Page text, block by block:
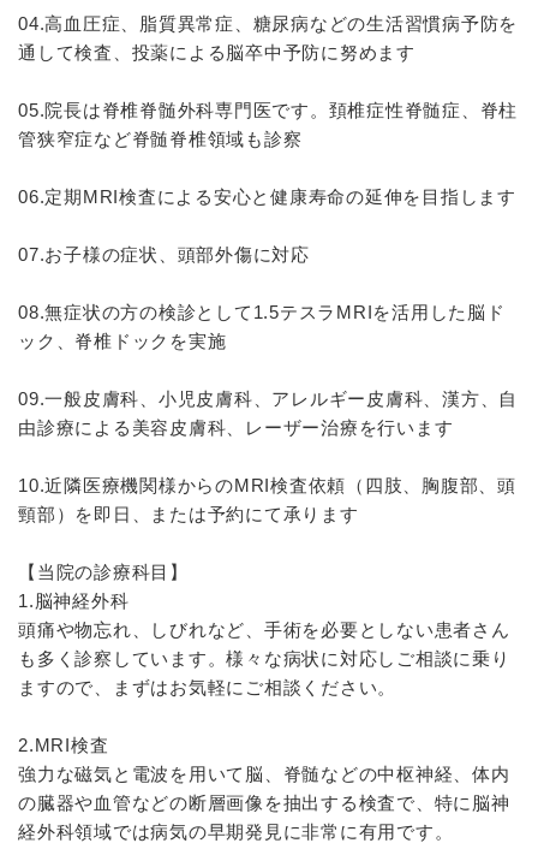
04.高血圧症、脂質異常症、糖尿病などの生活習慣病予防を
通して検査、投薬による脳卒中予防に努めます
05.院長は脊椎脊髄外科専門医です。頚椎症性脊髄症、脊柱
管狭窄症など脊髄脊椎領域も診察
06.定期MRI検査による安心と健康寿命の延伸を目指します
07.お子様の症状、頭部外傷に対応
08.無症状の方の検診として1.5テスラMRIを活用した脳ド
ック、脊椎ドックを実施
09.一般皮膚科、小児皮膚科、アレルギー皮膚科、漢方、自
由診療による美容皮膚科、レーザー治療を行います
10.近隣医療機関様からのMRI検査依頼（四肢、胸腹部、頭
頸部）を即日、または予約にて承ります
【当院の診療科目】
1.脳神経外科
頭痛や物忘れ、しびれなど、手術を必要としない患者さん
も多く診察しています。様々な病状に対応しご相談に乗り
ますので、まずはお気軽にご相談ください。
2.MRI検査
強力な磁気と電波を用いて脳、脊髄などの中枢神経、体内
の臓器や血管などの断層画像を抽出する検査で、特に脳神
経外科領域では病気の早期発見に非常に有用です。